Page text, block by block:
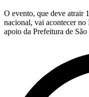
O evento, que deve atrair
nacional, vai acontecer no
apoio da Prefeitura de São